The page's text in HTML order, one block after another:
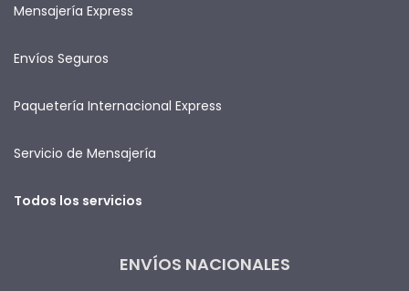
Mensajería Express
Envíos Seguros
Paquetería Internacional Express
Servicio de Mensajería
Todos los servicios
ENVÍOS NACIONALES